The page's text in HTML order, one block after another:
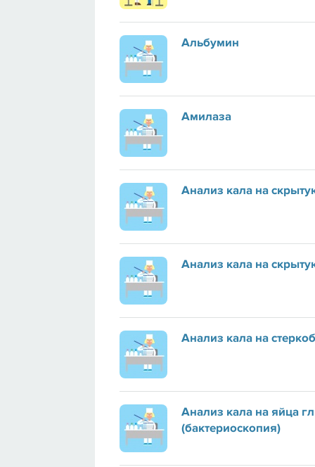
Альбумин
Амилаза
Анализ кала на
Анализ кала на
Анализ кала на
Анализ кала на яйца
(бактериоскопия)